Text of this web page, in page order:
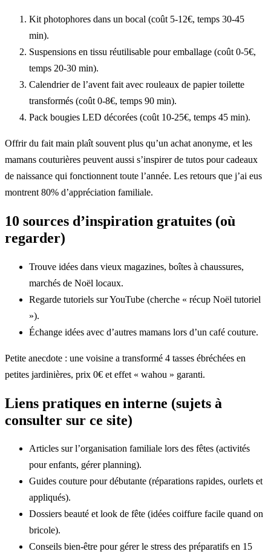
Kit photophores dans un bocal (coût 5-12€, temps 30-45
min).
Suspensions en tissu réutilisable pour emballage (coût 0-5€,
temps 20-30 min).
Calendrier de l’avent fait avec rouleaux de papier toilette
transformés (coût 0-8€, temps 90 min).
Pack bougies LED décorées (coût 10-25€, temps 45 min).
Offrir du fait main plaît souvent plus qu’un achat anonyme, et les
mamans couturières peuvent aussi s’inspirer de tutos pour cadeaux
de naissance qui fonctionnent toute l’année. Les retours que j’ai eus
montrent 80% d’appréciation familiale.
10 sources d’inspiration gratuites (où
regarder)
Trouve idées dans vieux magazines, boîtes à chaussures,
marchés de Noël locaux.
Regarde tutoriels sur YouTube (cherche « récup Noël tutoriel
»).
Échange idées avec d’autres mamans lors d’un café couture.
Petite anecdote : une voisine a transformé 4 tasses ébréchées en
petites jardinières, prix 0€ et effet « wahou » garanti.
Liens pratiques en interne (sujets à
consulter sur ce site)
Articles sur l’organisation familiale lors des fêtes (activités
pour enfants, gérer planning).
Guides couture pour débutante (réparations rapides, ourlets et
appliqués).
Dossiers beauté et look de fête (idées coiffure facile quand on
bricole).
Conseils bien-être pour gérer le stress des préparatifs en 15